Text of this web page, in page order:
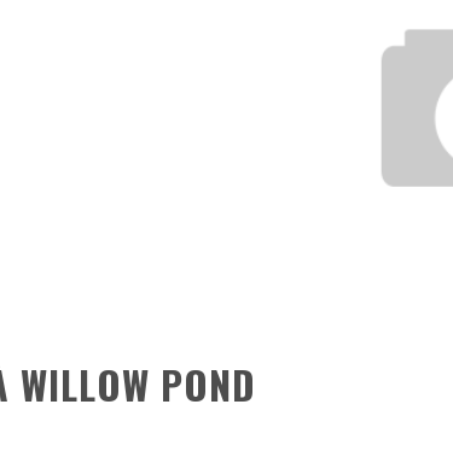
« LOVE IS A BOXING RING (TOMES 1 & 2) » – UN PASSÉ TROUBLE !
WILLOW POND